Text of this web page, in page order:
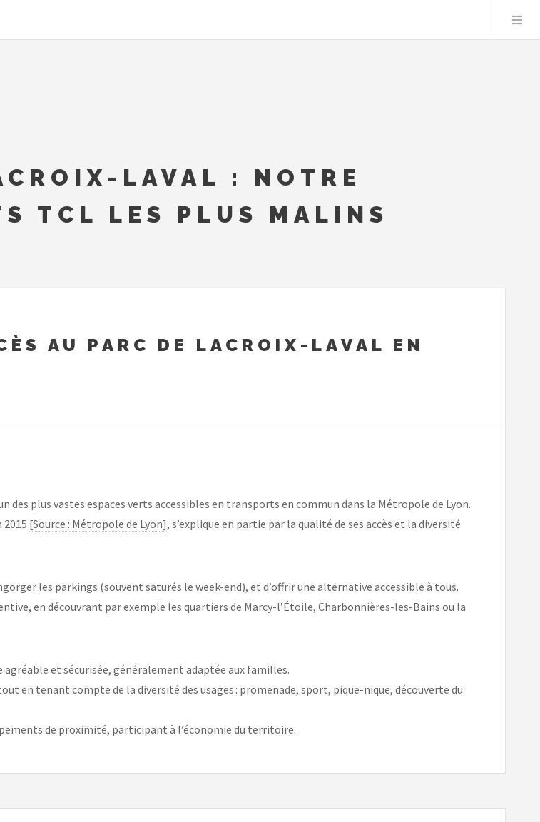
LAVAL : NOTRE
TCL LES PLUS MALINS
AU PARC DE LACROIX-LAVAL EN
des plus vastes espaces verts accessibles en transports en commun dans la Métropole de Lyon.
[Source : Métropole de Lyon], s’explique en partie par la qualité de ses accès et la diversité
les parkings (souvent saturés le week-end), et d’offrir une alternative accessible à tous.
en découvrant par exemple les quartiers de Marcy-l’Étoile, Charbonnières-les-Bains ou la
et sécurisée, généralement adaptée aux familles.
en tenant compte de la diversité des usages : promenade, sport, pique-nique, découverte du
de proximité, participant à l’économie du territoire.